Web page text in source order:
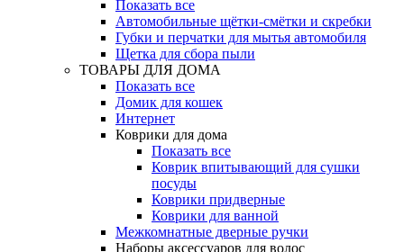
Показать все
Автомобильные щётки-смётки и скребки
Губки и перчатки для мытья автомобиля
Щетка для сбора пыли
ТОВАРЫ ДЛЯ ДОМА
Показать все
Домик для кошек
Интернет
Коврики для дома
Показать все
Коврик впитывающий для сушки
посуды
Коврики придверные
Коврики для ванной
Межкомнатные дверные ручки
Наборы аксессуаров для волос